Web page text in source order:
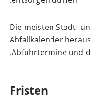
Die meisten Stadt-
Abfallkalender
Abfuhrtermine und
Fristen